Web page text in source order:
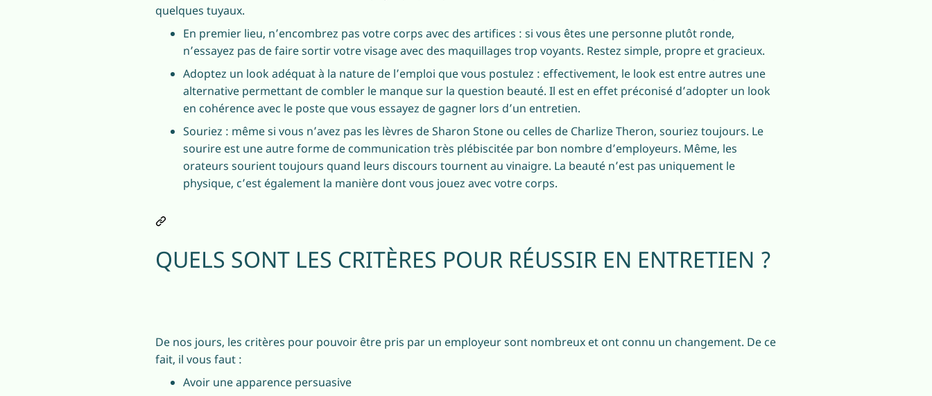
quelques tuyaux.
En premier lieu, n’encombrez pas votre corps avec des artifices : si vous êtes une personne plutôt ronde,
n’essayez pas de faire sortir votre visage avec des maquillages trop voyants. Restez simple, propre et gracieux.
Adoptez un look adéquat à la nature de l’emploi que vous postulez : effectivement, le look est entre autres une
alternative permettant de combler le manque sur la question beauté. Il est en effet préconisé d’adopter un look
en cohérence avec le poste que vous essayez de gagner lors d’un entretien.
Souriez : même si vous n’avez pas les lèvres de Sharon Stone ou celles de Charlize Theron, souriez toujours. Le
sourire est une autre forme de communication très plébiscitée par bon nombre d’employeurs. Même, les
orateurs sourient toujours quand leurs discours tournent au vinaigre. La beauté n’est pas uniquement le
physique, c’est également la manière dont vous jouez avec votre corps.
QUELS SONT LES CRITÈRES POUR RÉUSSIR EN ENTRETIEN ?
De nos jours, les critères pour pouvoir être pris par un employeur sont nombreux et ont connu un changement. De ce
fait, il vous faut :
Avoir une apparence persuasive